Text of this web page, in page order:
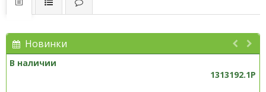
Новинки
В наличии
1313192.1P